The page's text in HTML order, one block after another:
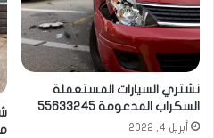
نشتري السيارات المستعملة
السكراب المدعومة 55633245
أبريل 4, 2022